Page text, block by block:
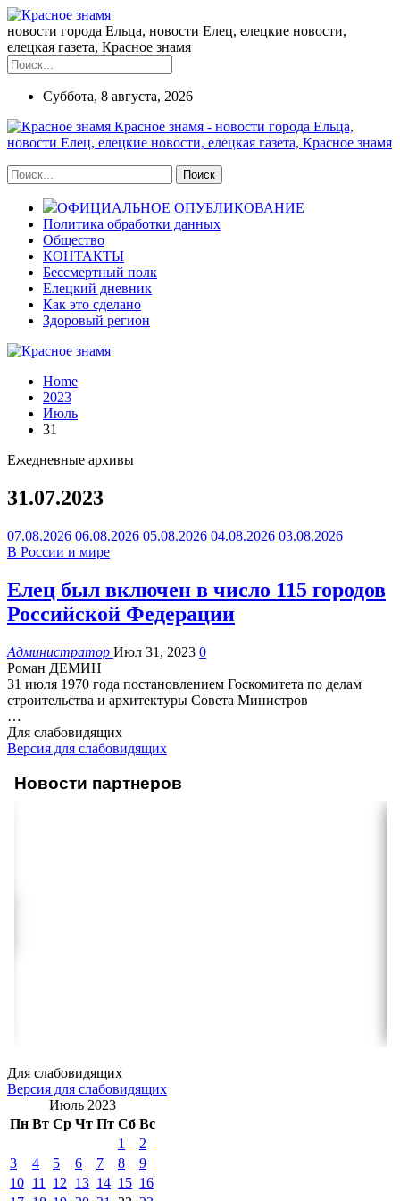
новости города Ельца, новости Елец, елецкие новости,
елецкая газета, Красное знамя
Суббота, 8 августа, 2026
Красное знамя - новости города Ельца,
новости Елец, елецкие новости, елецкая газета, Красное знамя
ОФИЦИАЛЬНОЕ ОПУБЛИКОВАНИЕ
Политика обработки данных
Общество
КОНТАКТЫ
Бессмертный полк
Елецкий дневник
Как это сделано
Здоровый регион
Home
2023
Июль
31
Ежедневные архивы
31.07.2023
07.08.2026 06.08.2026 05.08.2026 04.08.2026 03.08.2026
В России и мире
Елец был включен в число 115 городов
Российской Федерации
Администратор Июл 31, 2023 0
Роман ДЕМИН
31 июля 1970 года постановлением Госкомитета по делам
строительства и архитектуры Совета Министров
…
Для слабовидящих
Версия для слабовидящих
Новости партнеров
Для слабовидящих
Версия для слабовидящих
Июль 2023
Пн Вт Ср Чт Пт Сб Вс
1
2
3
4 5 6 7 8
9
10 11 12 13 14 15 16